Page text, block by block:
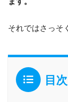
それではさっそ
目次